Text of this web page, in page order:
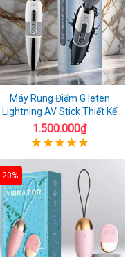
Máy Rung Điểm G leten
Lightning AV Stick Thiết Kế
Thông Minh
1.500.000₫
-20%